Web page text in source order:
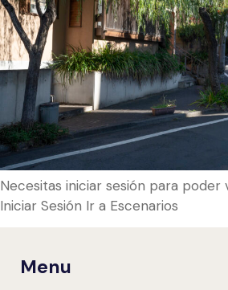
Necesitas iniciar sesión para
Iniciar Sesión Ir a Escenarios
Menu